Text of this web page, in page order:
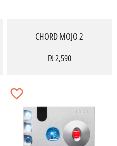
CHORD MOJO 2
2,590 ₪